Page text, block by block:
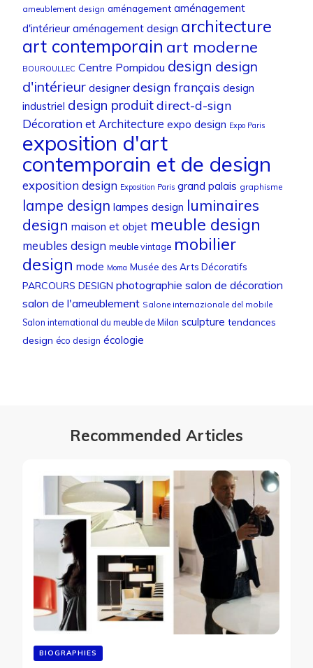
ameublement design aménagement aménagement
d'intérieur aménagement design architecture
art contemporain art moderne
BOUROULLEC Centre Pompidou design design
d'intérieur designer design français design
industriel design produitdirect-d-sign
Décoration et Architecture expo design Expo Paris
exposition d'art
contemporain et de design
exposition design Exposition Paris grand palais graphisme
lampe design lampes design luminaires
design maison et objet meuble design
meubles design meuble vintage mobilier
design mode Moma Musée des Arts Décoratifs
PARCOURS DESIGN photographie salon de décoration
salon de l'ameublement Salone internazionale del mobile
Salon international du meuble de Milan sculpture tendances
design éco design écologie
Recommended Articles
BIOGRAPHIES